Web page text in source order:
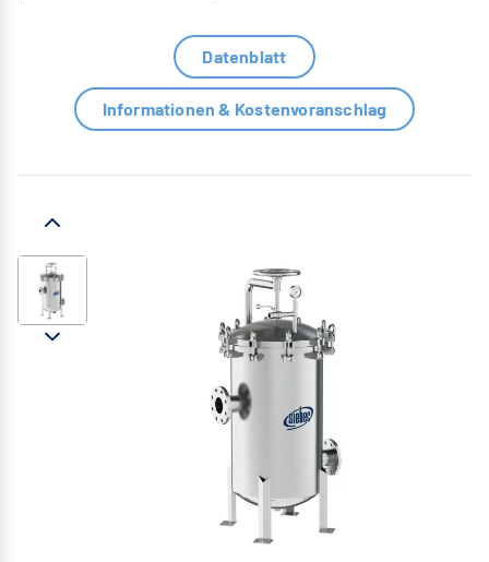
Datenblatt
Informationen & Kostenvoranschlag